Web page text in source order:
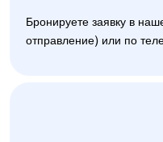
Бронируете заявку в
отправление) или по